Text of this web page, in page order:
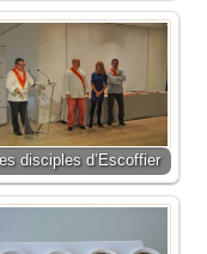
disciples d’Escoffier